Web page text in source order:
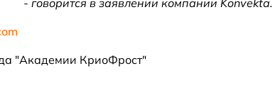
- говорится в заявлении компании Konvekta.
"Академии КриоФрост"